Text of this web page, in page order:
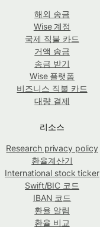
해외 송금
Wise 계정
국제 직불 카드
거액 송금
송금 받기
Wise 플랫폼
비즈니스 직불 카드
대량 결제
리소스
Research privacy policy
환율계산기
International stock ticker
Swift/BIC 코드
IBAN 코드
환율 알림
환율 비교